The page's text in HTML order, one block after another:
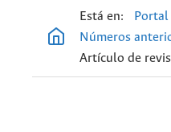
Está en: Portal
Números
Artículo de